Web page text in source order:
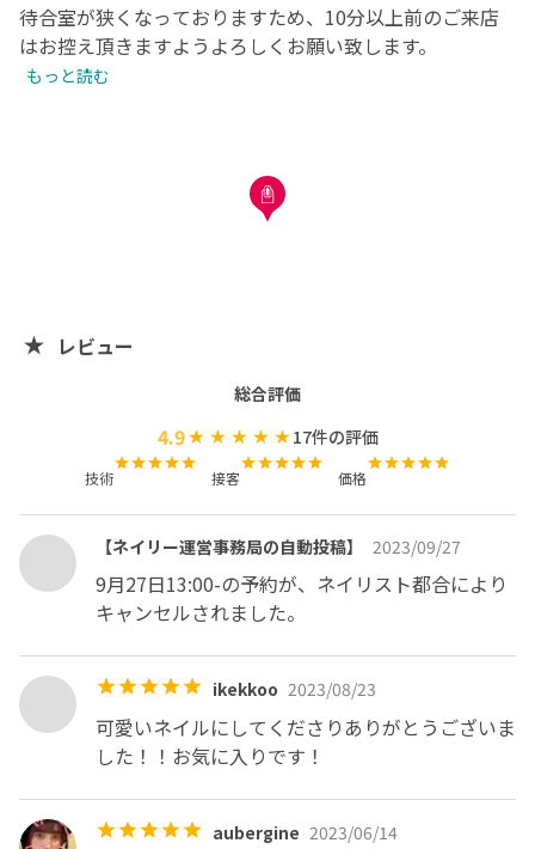
待合室が狭くなっておりますため、10分以上前のご来店
はお控え頂きますようよろしくお願い致します。
もっと読む
レビュー
総合評価
4.9 17件の評価
技術 接客 価格
【ネイリー運営事務局の自動投稿】 2023/09/27
9月27日13:00-の予約が、ネイリスト都合により
キャンセルされました。
ikekkoo 2023/08/23
可愛いネイルにしてくださりありがとうございま
した！！お気に入りです！
aubergine 2023/06/14